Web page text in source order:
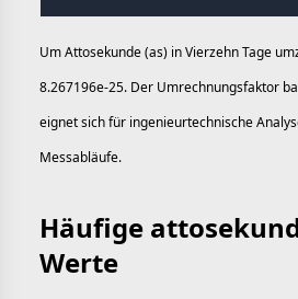
Um Attosekunde (as) in Vierzehn Tage
8.267196e-25. Der Umrechnungsfaktor
eignet sich für ingenieurtechnische
Messabläufe.
Häufige
Werte